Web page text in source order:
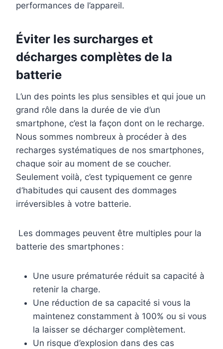
performances de l’appareil.
Éviter les surcharges et
décharges complètes de la
batterie
L’un des points les plus sensibles et qui joue un
grand rôle dans la durée de vie d’un
smartphone, c’est la façon dont on le recharge.
Nous sommes nombreux à procéder à des
recharges systématiques de nos smartphones,
chaque soir au moment de se coucher.
Seulement voilà, c’est typiquement ce genre
d’habitudes qui causent des dommages
irréversibles à votre batterie.
Les dommages peuvent être multiples pour la
batterie des smartphones :
Une usure prématurée réduit sa capacité à
retenir la charge.
Une réduction de sa capacité si vous la
maintenez constamment à 100% ou si vous
la laisser se décharger complètement.
Un risque d’explosion dans des cas